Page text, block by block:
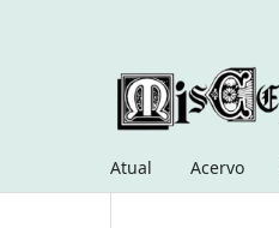
Atual Acervo